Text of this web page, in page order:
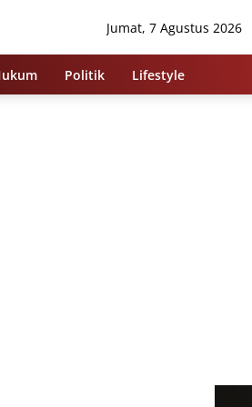
Jumat, 7 Agustus 2026
Politik Lifestyle